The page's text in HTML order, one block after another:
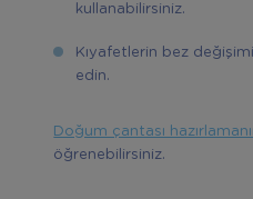
kullanabilirsiniz.
Kıyafetlerin bez
edin.
Doğum çantası
öğrenebilirsiniz.